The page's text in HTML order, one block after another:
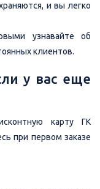
и вы легко
узнавайте об
клиентов.
у вас еще
карту ГК
при первом заказе